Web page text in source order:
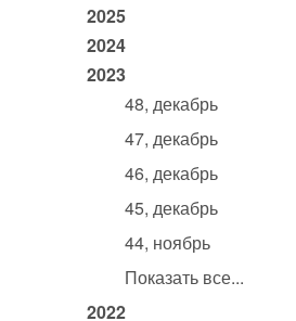
2025
2024
2023
48, декабрь
47, декабрь
46, декабрь
45, декабрь
44, ноябрь
Показать все...
2022